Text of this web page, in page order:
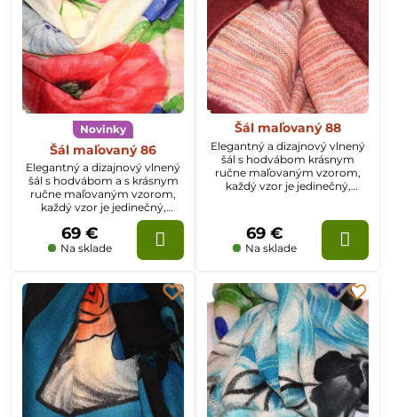
Novinky
Šál maľovaný 86
Elegantný a dizajnový vlnený
šál s hodvábom a s krásnym
ručne maľovaným vzorom,
každý vzor je jedinečný,
rozmer šálu je 70x200cm
Na sklade
69 €
Šál maľovaný 88
Elegantný a dizajnový vlnený
šál s hodvábom krásnym
ručne maľovaným vzorom,
každý vzor je jedinečný,
Na sklade
69 €